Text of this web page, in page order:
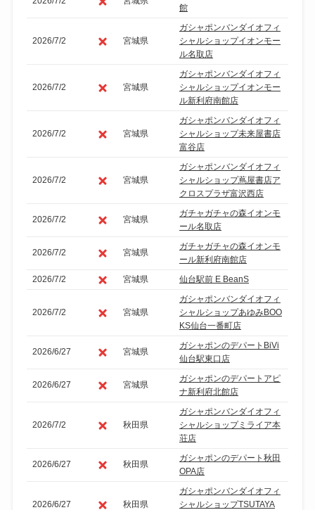
館
2026/7/2 宮城県
ガシャポンバンダイオフィ
シャルショップイオンモー
ル名取店
2026/7/2 宮城県
ガシャポンバンダイオフィ
シャルショップイオンモー
ル新利府南館店
2026/7/2 宮城県
ガシャポンバンダイオフィ
シャルショップ未来屋書店
富谷店
2026/7/2 宮城県
ガシャポンバンダイオフィ
シャルショップ蔦屋書店ア
クロスプラザ富沢西店
2026/7/2 宮城県
ガチャガチャの森イオンモ
ール名取店
2026/7/2 宮城県
ガチャガチャの森イオンモ
ール新利府南館店
2026/7/2
宮城県 仙台駅前 E BeanS
2026/7/2 宮城県
ガシャポンバンダイオフィ
シャルショップあゆみBOO
KS仙台一番町店
2026/6/27 宮城県
ガシャポンのデパートBiVi
仙台駅東口店
2026/6/27 宮城県
ガシャポンのデパートアピ
ナ新利府北館店
2026/7/2 秋田県
ガシャポンバンダイオフィ
シャルショップミライア本
荘店
2026/6/27 秋田県
ガシャポンのデパート秋田
OPA店
2026/6/27 秋田県
ガシャポンバンダイオフィ
シャルショップTSUTAYA